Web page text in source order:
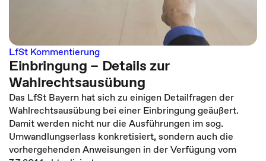
LfSt Kommentierung
Einbringung – Details zur
Wahlrechtsausübung
Das LfSt Bayern hat sich zu einigen Detailfragen der
Wahlrechtsausübung bei einer Einbringung geäußert.
Damit werden nicht nur die Ausführungen im sog.
Umwandlungserlass konkretisiert, sondern auch die
vorhergehenden Anweisungen in der Verfügung vom